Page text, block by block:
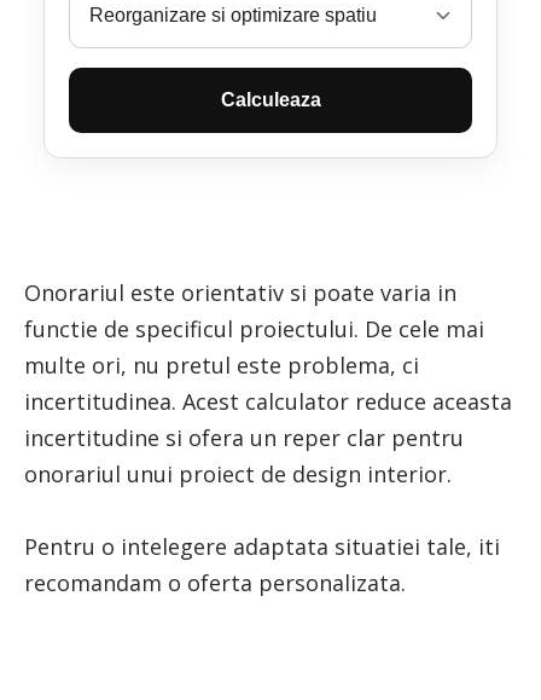
Calculeaza
Onorariul este orientativ si poate varia in
functie de specificul proiectului. De cele mai
multe ori, nu pretul este problema, ci
incertitudinea. Acest calculator reduce aceasta
incertitudine si ofera un reper clar pentru
onorariul unui proiect de design interior.
Pentru o intelegere adaptata situatiei tale, iti
recomandam o oferta personalizata.